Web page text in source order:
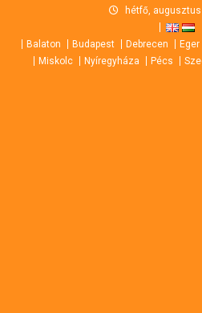
content
hétfő,
Balaton Budapest Debrecen Eger
Miskolc
Nyíregyháza Pécs